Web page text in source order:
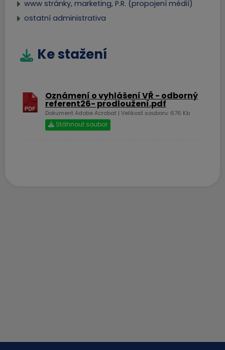
www stránky, marketing, P.R. (propojení médií)
ostatní administrativa
Ke stažení
Oznámení o vyhlášení VŘ - odborný
referent26- prodloužení.pdf
Dokument Adobe Acrobat | Velikost souboru: 676 Kb
Stáhnout soubor